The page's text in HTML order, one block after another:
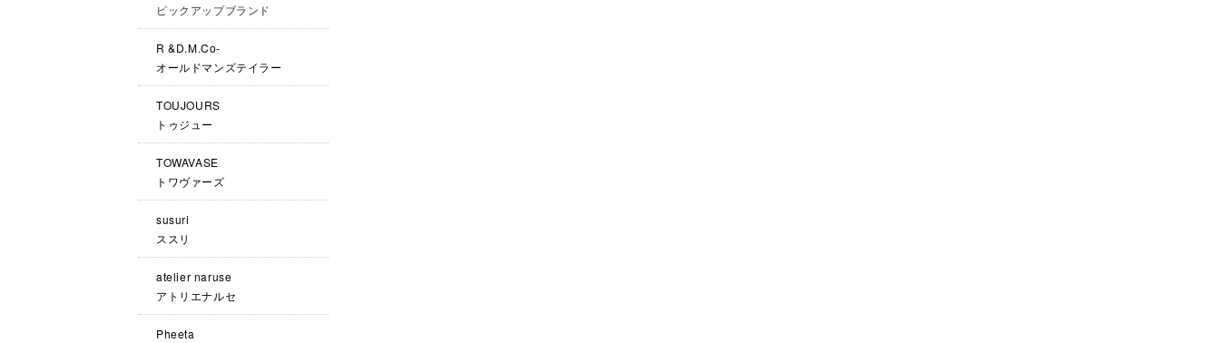
ピックアップブランド
R &D.M.Co-
オールドマンズテイラー
TOUJOURS
トゥジュー
TOWAVASE
トワヴァーズ
susuri
ススリ
atelier naruse
アトリエナルセ
Pheeta